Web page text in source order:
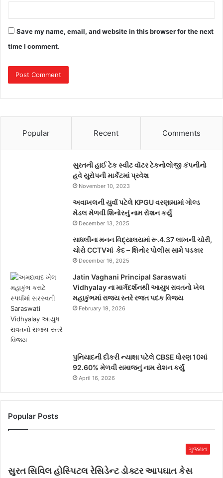
Save my name, email, and website in this browser for the next
time I comment.
Popular Recent Comments
સુરતની હાઈ ટેક સ્વીટ વૉટર ટેકનોલોજી કંપનીનો
હવે યુરોપની માર્કેટમાં પ્રવેશ
November 10, 2023
અવાખલની યુર્વા પટેલે KPGU વરણામામાં ગોલ્ડ
મેડલ મેળવી શિનોરનું નામ રોશન કર્યું
December 13, 2025
સાધલીના મનન વિદ્યાલયમાં રૂ.4.37 લાખની ચોરી,
ચોરો CCTVમાં કેદ – શિનોર પોલીસ સામે પડકાર
December 16, 2025
Jatin Vaghani Principal Saraswati
Vidhyalay ના માર્ગદર્શનથી આયુષ રાવતનો ખેલ
મહાકુંભમાં રાજ્ય સ્તરે રજત પદક વિજય
February 19, 2026
પુનિયાદની દીકરી ન્યાશા પટેલે CBSE ધોરણ 10માં
92.60% મેળવી સમાજનું નામ રોશન કર્યું
April 16, 2026
Popular Posts
ગુજરાત
સુરત સિવિલ હોસ્પિટલ રેસિડેન્ટ ડોક્ટર આપઘાત કેસ